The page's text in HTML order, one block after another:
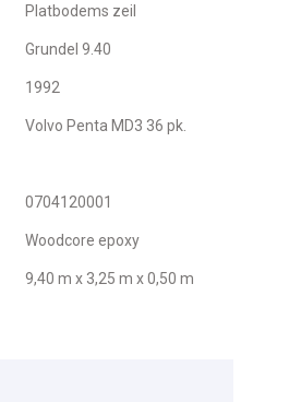
Platbodems zeil
Grundel 9.40
1992
Volvo Penta MD3 36 pk.
0704120001
Woodcore epoxy
9,40 m x 3,25 m x 0,50 m